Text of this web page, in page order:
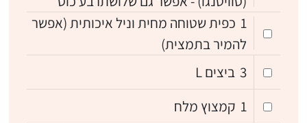
1 כפית שטוחה מחית וניל איכותית (אפשר
להמיר בתמצית)
3 ביצים L
1 קמצוץ מלח